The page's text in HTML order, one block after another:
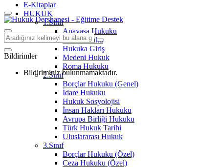
E-Kitaplar
HUKUK
1.Sınıf
Anayasa Hukuku
Aile Hukuku
Hukuka Giriş
Medeni Hukuk
Roma Hukuku
2.Sınıf
Borçlar Hukuku (Genel)
İdare Hukuku
Hukuk Sosyolojisi
İnsan Hakları Hukuku
Avrupa Birliği Hukuku
Türk Hukuk Tarihi
Uluslararası Hukuk
3.Sınıf
Borçlar Hukuku (Özel)
Ceza Hukuku (Özel)
Bildirimler
Bildiriminiz bulunmamaktadır.